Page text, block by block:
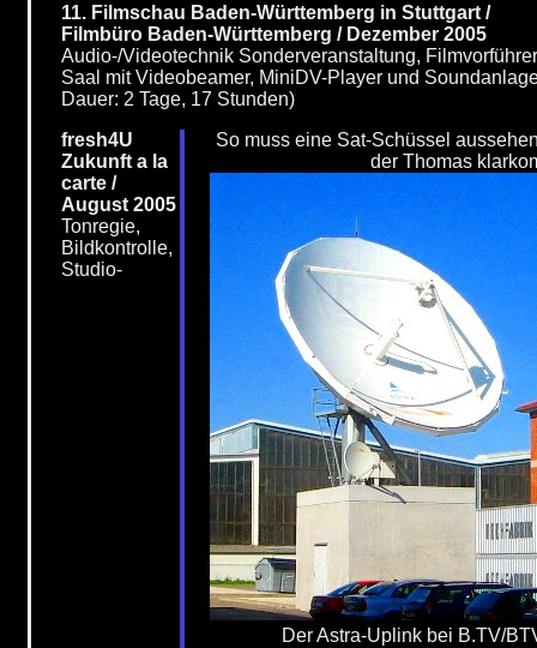
11. Filmschau Baden-Württemberg in Stuttgart /
Filmbüro Baden-Württemberg / Dezember 2005
Audio-/Videotechnik Sonderveranstaltung,
Saal mit Videobeamer, MiniDV-Player und
Dauer: 2 Tage, 17 Stunden)
So muss eine Sat-Schüssel
der Thomas
Der Astra-Uplink bei B.TV/
fresh4U
Zukunft a la
carte /
August 2005
Tonregie,
Bildkontrolle,
Studio-